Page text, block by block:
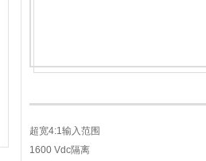
超宽4:1输入范围
1600 Vdc隔离